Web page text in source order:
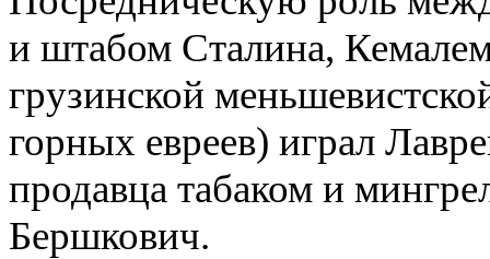
и штабом Сталина,
грузинской
горных евреев) играл
продавца табаком и
Бершкович.